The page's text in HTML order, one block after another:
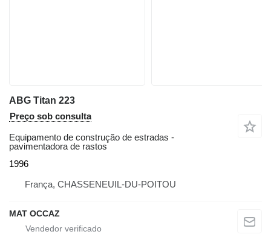
ABG Titan 223
Preço sob consulta
Equipamento de construção de estradas -
pavimentadora de rastos
1996
França, CHASSENEUIL-DU-POITOU
MAT OCCAZ